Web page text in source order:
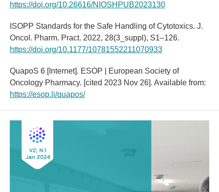
https://doi.org/10.26616/NIOSHPUB2023130
ISOPP Standards for the Safe Handling of Cytotoxics. J.
Oncol. Pharm. Pract. 2022, 28(3_suppl), S1–126.
https://doi.org/10.1177/10781552211070933
QuapoS 6 [Internet]. ESOP | European Society of
Oncology Pharmacy. [cited 2023 Nov 26]. Available from:
https://esop.li/quapos/